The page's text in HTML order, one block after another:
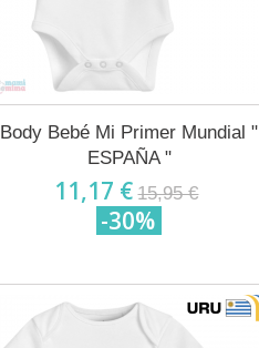
Body Bebé Mi Primer Mundial "
ESPAÑA "
11,17 € 15,95 €
-30%